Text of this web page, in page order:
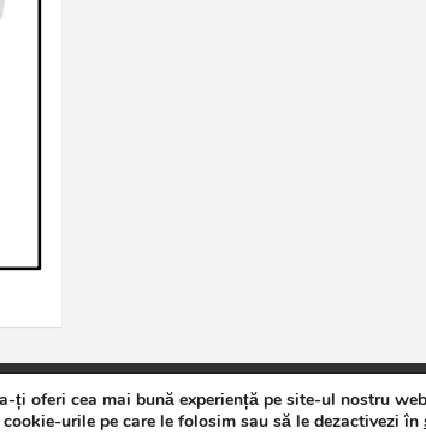
Theme by:Theme Horse Proudly
ți oferi cea mai bună experiență pe site-ul nostru
urile pe care le folosim sau să le dezactivezi în